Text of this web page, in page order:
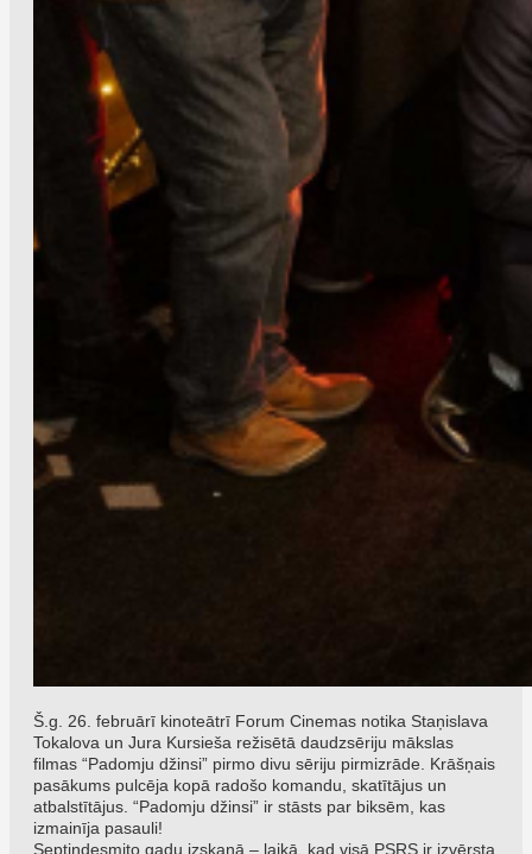
Š.g. 26. februārī kinoteātrī Forum Cinemas notika Staņislava
Tokalova un Jura Kursieša režisētā daudzsēriju mākslas
filmas “Padomju džinsi” pirmo divu sēriju pirmizrāde. Krāšņais
pasākums pulcēja kopā radošo komandu, skatītājus un
atbalstītājus. “Padomju džinsi” ir stāsts par biksēm, kas
izmainīja pasauli!
Septiņdesmito gadu izskaņā – laikā, kad visā PSRS ir izvērsta